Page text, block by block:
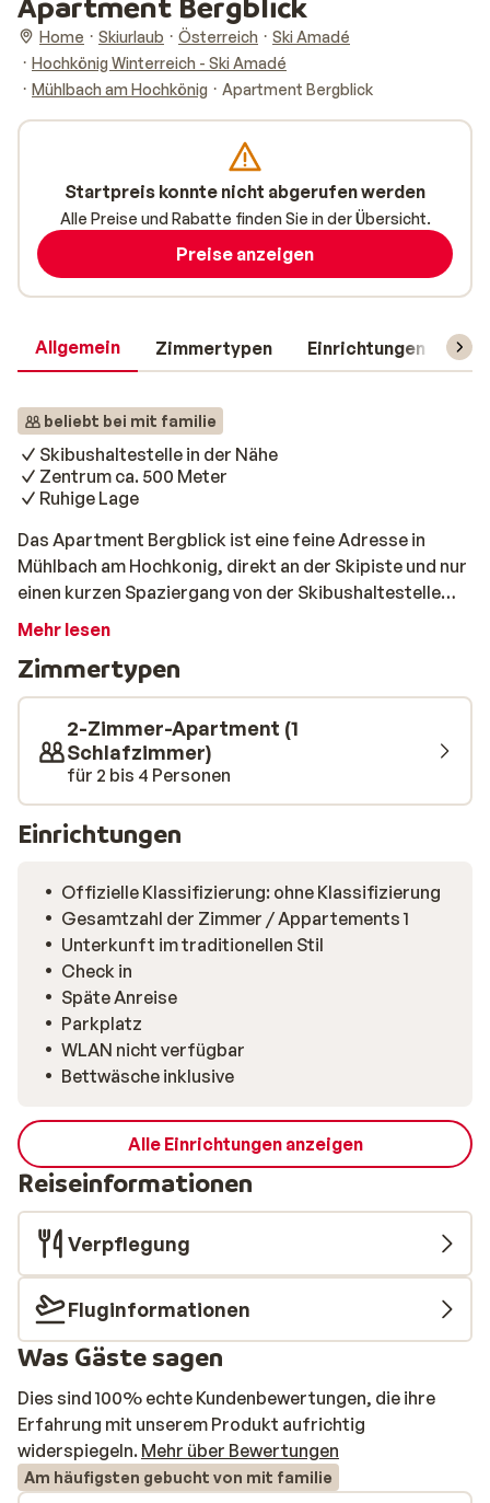
Home Skiurlaub Österreich
Ski Amadé
Hochkönig Winterreich - Ski Amadé
Mühlbach am Hochkönig
Apartment Bergblick
Allgemein Zimmertypen Einrichtungen
beliebt bei mit familie
Skibushaltestelle in der Nähe
Zentrum ca. 500 Meter
Ruhige Lage
Das Apartment Bergblick ist eine feine Adresse in
Mühlbach am Hochkonig, direkt an der Skipiste und nur
einen kurzen Spaziergang von der Skibushaltestelle
entfernt. In wenigen Minuten sind Sie also schon auf
ganzen Tag die frische Luft und entspannen Sie sich
anschließend in Ihrer gemütlich eingerichteten
Wohnung. Gehen Sie ins Zentrum auf der Suche nach
einem netten Restaurant oder bereiten Sie etwas in
Ihrer Wohnung zu? So oder so, es wird ein herrlicher
Wintersporturlaub!
Mehr lesen
Zimmertypen
2-Zimmer-Apartment (1
Schlafzimmer)
für 2 bis 4 Personen
Einrichtungen
Offizielle Klassifizierung: ohne Klassifizierung
Gesamtzahl der Zimmer / Appartements 1
Unterkunft im traditionellen Stil
Check in
Späte Anreise
Parkplatz
WLAN nicht verfügbar
Bettwäsche inklusive
Alle Einrichtungen anzeigen
Reiseinformationen
Verpflegung
Fluginformationen
Was Gäste sagen
Dies sind 100% echte Kundenbewertungen, die ihre
Erfahrung mit unserem Produkt aufrichtig
widerspiegeln. Mehr über Bewertungen
Am häufigsten gebucht von mit familie
Startpreis konnte nicht abgerufen werden
Alle Preise und Rabatte finden Sie in der Übersicht.
Preise anzeigen